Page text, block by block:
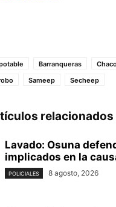
Barranqueras
Sameep Secheep
relacionados
Lavado: Osuna
implicados en la
POLICIALES 8 agosto, 2026